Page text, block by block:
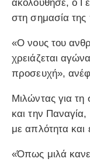
ακολούθησε, ο
στη σημασία
«Ο νους του
χρειάζεται
προσευχή»,
Μιλώντας για
και την
με απλότητα
«Όπως μιλά